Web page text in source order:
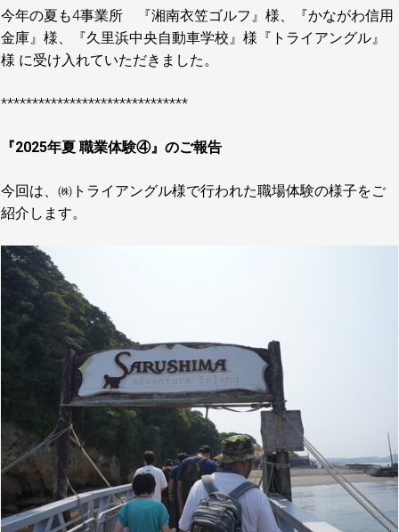
今年の夏も4事業所 『湘南衣笠ゴルフ』様、『かながわ信用
金庫』様、『久里浜中央自動車学校』様『トライアングル』
様 に受け入れていただきました。
******************************
『2025年夏 職業体験④』のご報告
今回は、㈱トライアングル様で行われた職場体験の様子をご
紹介します。